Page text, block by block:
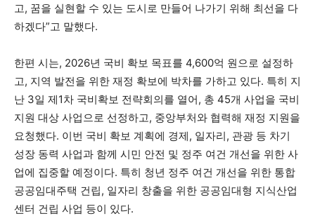
고, 꿈을 실현할 수 있는 도시로 만들어 나가기 위해 최선을 다
하겠다”고 말했다.
한편 시는, 2026년 국비 확보 목표를 4,600억 원으로 설정하
고, 지역 발전을 위한 재정 확보에 박차를 가하고 있다. 특히 지
난 3일 제1차 국비확보 전략회의를 열어, 총 45개 사업을 국비
지원 대상 사업으로 선정하고, 중앙부처와 협력해 재정 지원을
요청했다. 이번 국비 확보 계획에 경제, 일자리, 관광 등 차기
성장 동력 사업과 함께 시민 안전 및 정주 여건 개선을 위한 사
업에 집중할 예정이다. 특히 청년 정주 여건 개선을 위한 통합
공공임대주택 건립, 일자리 창출을 위한 공공임대형 지식산업
센터 건립 사업 등이 있다.